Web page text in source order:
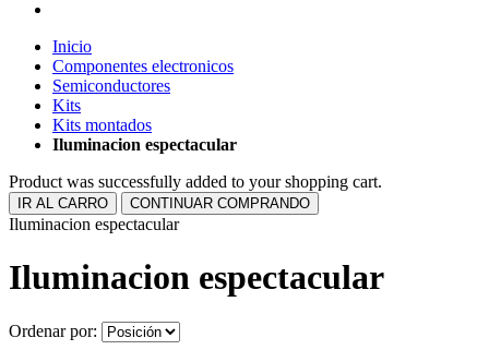
Inicio
Componentes electronicos
Semiconductores
Kits
Kits montados
Iluminacion espectacular
Product was successfully added to your shopping cart.
IR AL CARRO CONTINUAR COMPRANDO
Iluminacion espectacular
Iluminacion espectacular
Ordenar por: